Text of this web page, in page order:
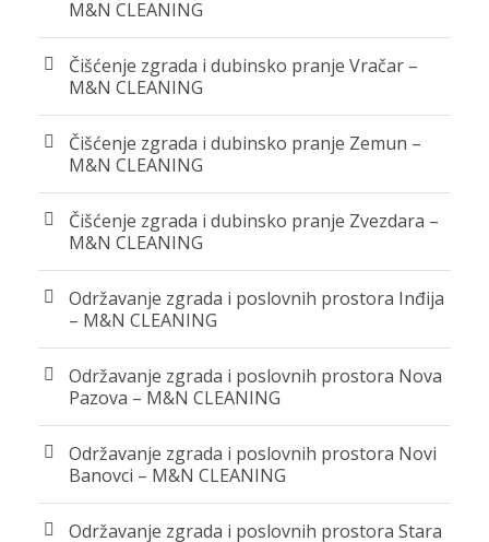
M&N CLEANING
Čišćenje zgrada i dubinsko pranje Vračar –
M&N CLEANING
Čišćenje zgrada i dubinsko pranje Zemun –
M&N CLEANING
Čišćenje zgrada i dubinsko pranje Zvezdara –
M&N CLEANING
Održavanje zgrada i poslovnih prostora Inđija
– M&N CLEANING
Održavanje zgrada i poslovnih prostora Nova
Pazova – M&N CLEANING
Održavanje zgrada i poslovnih prostora Novi
Banovci – M&N CLEANING
Održavanje zgrada i poslovnih prostora Stara